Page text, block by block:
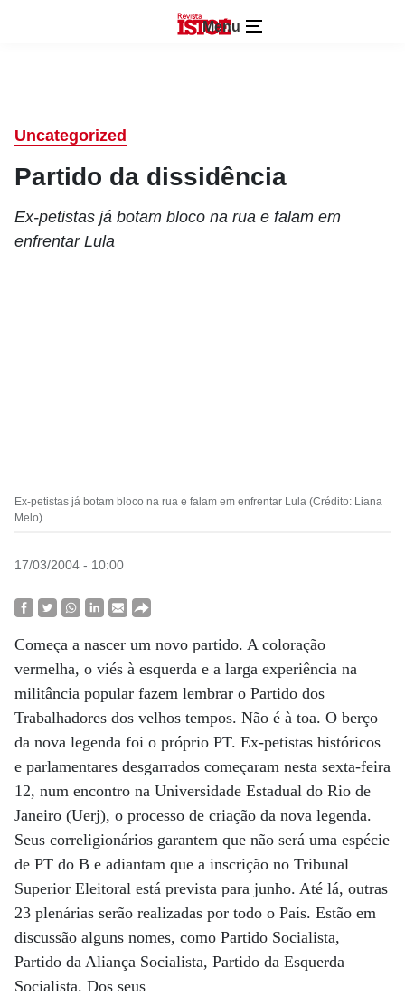
Menu
Uncategorized
Partido da dissidência
Ex-petistas já botam bloco na rua e falam em
enfrentar Lula
Ex-petistas já botam bloco na rua e falam em enfrentar Lula (Crédito: Liana
Melo)
17/03/2004 - 10:00
Começa a nascer um novo partido. A coloração
vermelha, o viés à esquerda e a larga experiência na
militância popular fazem lembrar o Partido dos
Trabalhadores dos velhos tempos. Não é à toa. O berço
da nova legenda foi o próprio PT. Ex-petistas históricos
e parlamentares desgarrados começaram nesta sexta-feira
12, num encontro na Universidade Estadual do Rio de
Janeiro (Uerj), o processo de criação da nova legenda.
Seus correligionários garantem que não será uma espécie
de PT do B e adiantam que a inscrição no Tribunal
Superior Eleitoral está prevista para junho. Até lá, outras
23 plenárias serão realizadas por todo o País. Estão em
discussão alguns nomes, como Partido Socialista,
Partido da Aliança Socialista, Partido da Esquerda
Socialista. Dos seus